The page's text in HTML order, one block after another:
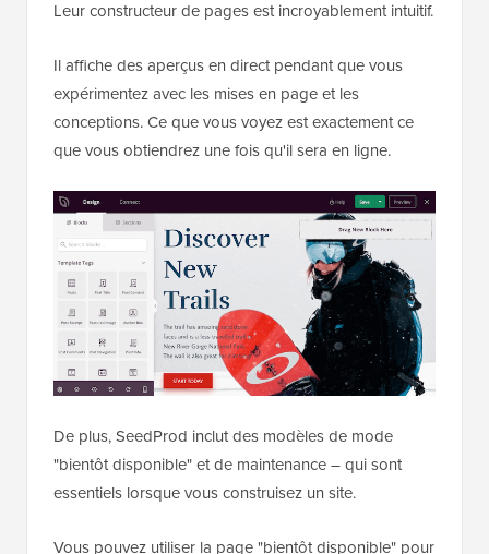
Leur constructeur de pages est incroyablement intuitif.
Il affiche des aperçus en direct pendant que vous
expérimentez avec les mises en page et les
conceptions. Ce que vous voyez est exactement ce
que vous obtiendrez une fois qu'il sera en ligne.
De plus, SeedProd inclut des modèles de mode
"bientôt disponible" et de maintenance – qui sont
essentiels lorsque vous construisez un site.
Vous pouvez utiliser la page "bientôt disponible" pour